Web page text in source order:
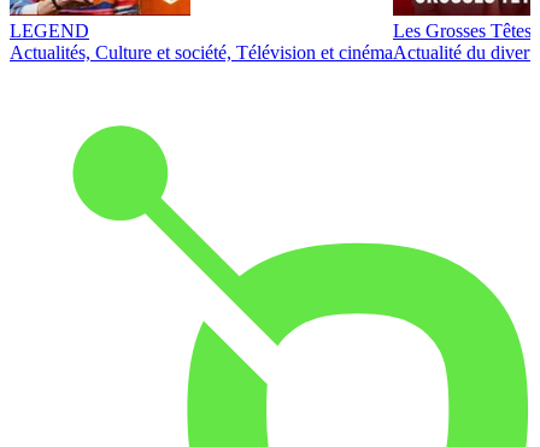
LEGEND
Actualités, Culture et société, Télévision et cinéma
Les Grosses Têtes
Actualité du